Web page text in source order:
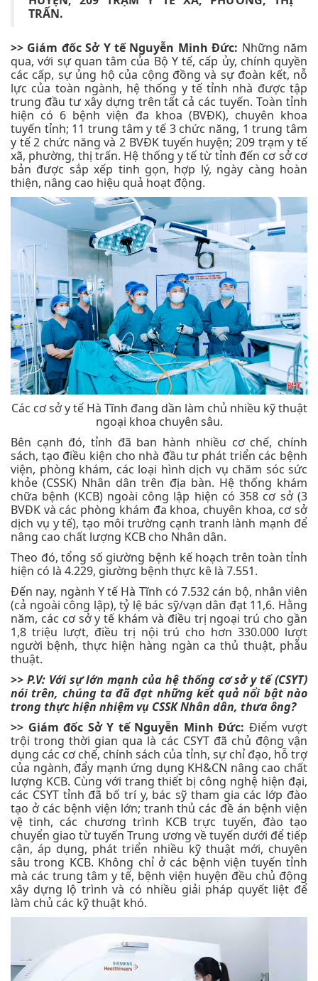
TRẤN.
>> Giám đốc Sở Y tế Nguyễn Minh Đức: Những năm
qua, với sự quan tâm của Bộ Y tế, cấp ủy, chính quyền
các cấp, sự ủng hộ của cộng đồng và sự đoàn kết, nỗ
lực của toàn ngành, hệ thống y tế tỉnh nhà được tập
trung đầu tư xây dựng trên tất cả các tuyến. Toàn tỉnh
hiện có 6 bệnh viện đa khoa (BVĐK), chuyên khoa
tuyến tỉnh; 11 trung tâm y tế 3 chức năng, 1 trung tâm
y tế 2 chức năng và 2 BVĐK tuyến huyện; 209 trạm y tế
xã, phường, thị trấn. Hệ thống y tế từ tỉnh đến cơ sở cơ
bản được sắp xếp tinh gọn, hợp lý, ngày càng hoàn
thiện, nâng cao hiệu quả hoạt động.
Các cơ sở y tế Hà Tĩnh đang dần làm chủ nhiều kỹ thuật
ngoại khoa chuyên sâu.
Bên cạnh đó, tỉnh đã ban hành nhiều cơ chế, chính
sách, tạo điều kiện cho nhà đầu tư phát triển các bệnh
viện, phòng khám, các loại hình dịch vụ chăm sóc sức
khỏe (CSSK) Nhân dân trên địa bàn. Hệ thống khám
chữa bệnh (KCB) ngoài công lập hiện có 358 cơ sở (3
BVĐK và các phòng khám đa khoa, chuyên khoa, cơ sở
dịch vụ y tế), tạo môi trường cạnh tranh lành mạnh để
nâng cao chất lượng KCB cho Nhân dân.
Theo đó, tổng số giường bệnh kế hoạch trên toàn tỉnh
hiện có là 4.229, giường bệnh thực kê là 7.551.
Đến nay, ngành Y tế Hà Tĩnh có 7.532 cán bộ, nhân viên
(cả ngoài công lập), tỷ lệ bác sỹ/vạn dân đạt 11,6. Hằng
năm, các cơ sở y tế khám và điều trị ngoại trú cho gần
1,8 triệu lượt, điều trị nội trú cho hơn 330.000 lượt
người bệnh, thực hiện hàng ngàn ca thủ thuật, phẫu
thuật.
>> P.V: Với sự lớn mạnh của hệ thống cơ sở y tế (CSYT)
nói trên, chúng ta đã đạt những kết quả nổi bật nào
trong thực hiện nhiệm vụ CSSK Nhân dân, thưa ông?
>> Giám đốc Sở Y tế Nguyễn Minh Đức: Điểm vượt
trội trong thời gian qua là các CSYT đã chủ động vận
dụng các cơ chế, chính sách của tỉnh, sự chỉ đạo, hỗ trợ
của ngành, đẩy mạnh ứng dụng KH&CN nâng cao chất
lượng KCB. Cùng với trang thiết bị công nghệ hiện đại,
các CSYT tỉnh đã bố trí y, bác sỹ tham gia các lớp đào
tạo ở các bệnh viện lớn; tranh thủ các đề án bệnh viện
vệ tinh, các chương trình KCB trực tuyến, đào tạo
chuyển giao từ tuyến Trung ương về tuyến dưới để tiếp
cận, áp dụng, phát triển nhiều kỹ thuật mới, chuyên
sâu trong KCB. Không chỉ ở các bệnh viện tuyến tỉnh
mà các trung tâm y tế, bệnh viện huyện đều chủ động
xây dựng lộ trình và có nhiều giải pháp quyết liệt để
làm chủ các kỹ thuật khó.